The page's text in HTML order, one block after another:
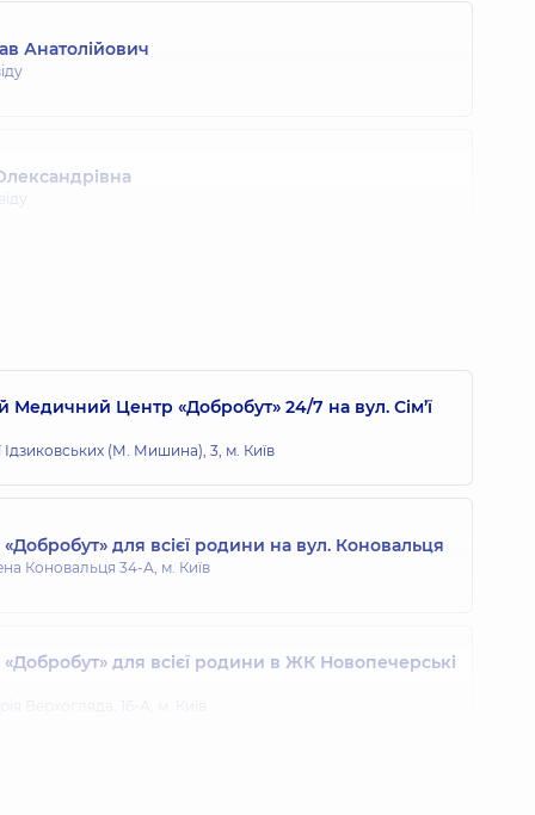
Анатолійович
практики - сімейний лікар; Терапевт,
Медичний Центр «Добробут» 24/7 на вул. Сім’ї
Ідзиковських (М. Мишина), 3, м. Київ
для всієї родини на вул. Коновальця
Коновальця 34-А, м. Київ
для всієї родини в ЖК Новопечерські
Верхогляда, 16-А, м. Київ